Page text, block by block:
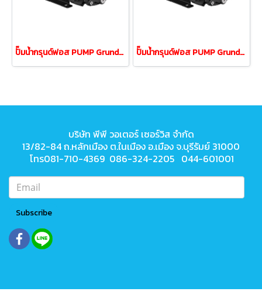
ปั๊มน้ำกรุนด์ฟอส PUMP Grundfos รุ่น CM10-3 2.2Kw 380V ปั๊มน้ำกรุนด์ฟอส PUMP Grundfos รุ่น CM10-2 1.5Kw 380V
บริษัท พีพี วอเตอร์ เซอร์วิส จำกัด
13/82-84 ถ.หลักเมือง ต.ในเมือง อ.เมือง จ.บุรีรัมย์ 31000
โทร081-710-4369 086-324-2205 044-601001
Subscribe